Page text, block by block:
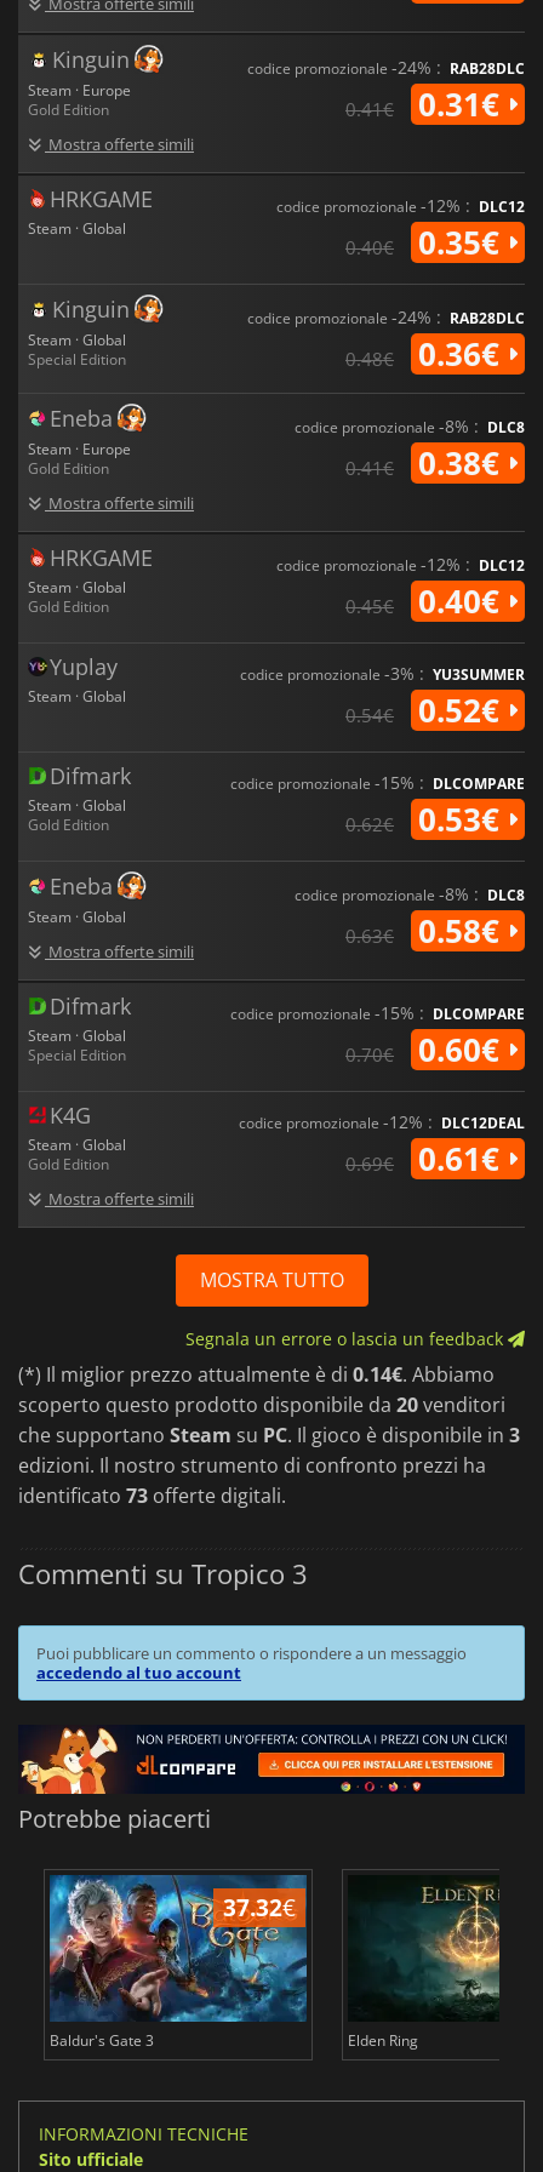
Kinguin
Steam · Europe
Gold Edition
Mostra offerte simili
codice promozionale -24% : RAB28DLC
0.41€ 0.31€
HRKGAME
Steam · Global
codice promozionale -12% : DLC12
0.40€ 0.35€
Kinguin
Steam · Global
Special Edition
codice promozionale -24% : RAB28DLC
0.48€ 0.36€
Eneba
Steam · Europe
Gold Edition
Mostra offerte simili
codice promozionale -8% : DLC8
0.41€ 0.38€
HRKGAME
Steam · Global
Gold Edition
codice promozionale -12% : DLC12
0.45€ 0.40€
Yuplay
Steam · Global
codice promozionale -3% : YU3SUMMER
0.54€ 0.52€
Difmark
Steam · Global
Gold Edition
codice promozionale -15% : DLCOMPARE
0.62€ 0.53€
Eneba
Steam · Global
Mostra offerte simili
codice promozionale -8% : DLC8
0.63€ 0.58€
Difmark
Steam · Global
Special Edition
codice promozionale -15% : DLCOMPARE
0.70€ 0.60€
K4G
Steam · Global
Gold Edition
Mostra offerte simili
codice promozionale -12% : DLC12DEAL
0.69€ 0.61€
MOSTRA TUTTO
Segnala un errore o lascia un feedback
(*) Il miglior prezzo attualmente è di 0.14€. Abbiamo
scoperto questo prodotto disponibile da 20venditori
che supportano Steam su PC. Il gioco è disponibile in 3
edizioni. Il nostro strumento di confronto prezzi ha
identificato 73 offerte digitali.
Commenti su Tropico 3
Puoi pubblicare un commento o rispondere a un messaggio
accedendo al tuo account
Potrebbe piacerti
37.32€
Baldur's Gate 3 Elden Ring
INFORMAZIONI TECNICHE
Sito ufficiale